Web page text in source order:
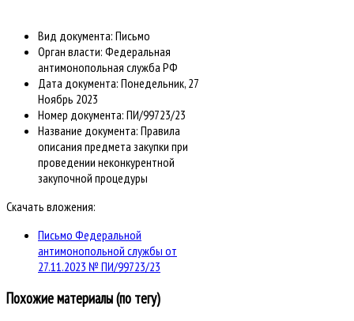
Вид документа: Письмо
Орган власти: Федеральная
антимонопольная служба РФ
Дата документа: Понедельник, 27
Ноябрь 2023
Номер документа: ПИ/99723/23
Название документа: Правила
описания предмета закупки при
проведении неконкурентной
закупочной процедуры
Скачать вложения:
Письмо Федеральной
антимонопольной службы от
27.11.2023 № ПИ/99723/23
Похожие материалы (по тегу)